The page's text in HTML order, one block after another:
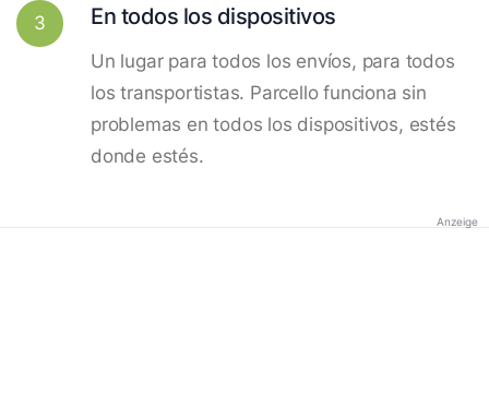
3 En todos los dispositivos
Un lugar para todos los envíos, para todos
los transportistas. Parcello funciona sin
problemas en todos los dispositivos, estés
donde estés.
Anzeige